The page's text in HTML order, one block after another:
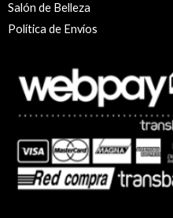
Salón de Belleza
Política de Envíos